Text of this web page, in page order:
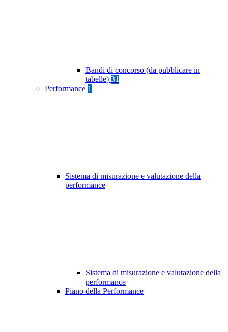
Bandi di concorso (da pubblicare in
tabelle) 31
Performance 1
Sistema di misurazione e valutazione della
performance
Sistema di misurazione e valutazione della
performance
Piano della Performance